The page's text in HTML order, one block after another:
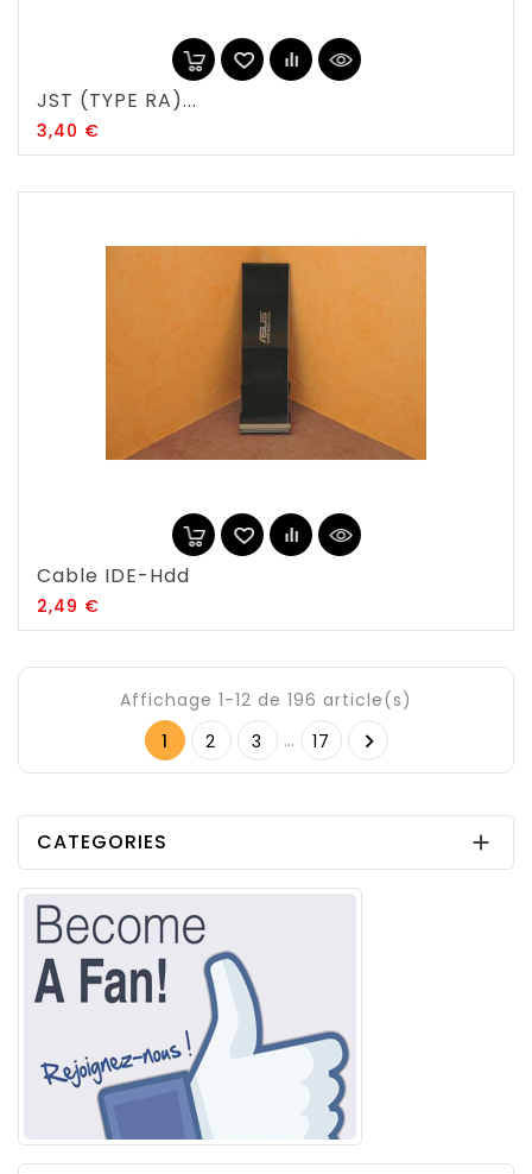
JST (TYPE RA)...
3,40 €
Cable IDE-Hdd
2,49 €
Affichage 1-12 de 196 article(s)
1
2 3 … 17 
CATEGORIES 